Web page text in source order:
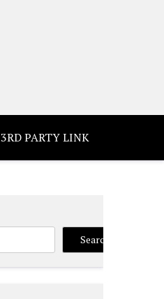
3RD PARTY LINK
Search